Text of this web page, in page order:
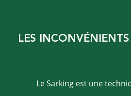
LES
Le Sarking est une